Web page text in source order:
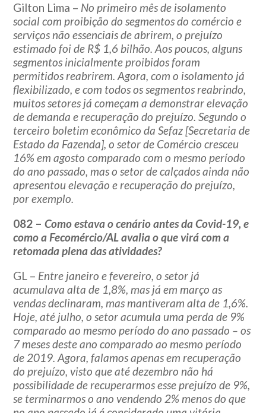
Gilton Lima – No primeiro mês de isolamento
social com proibição do segmentos do comércio e
serviços não essenciais de abrirem, o prejuízo
estimado foi de R$ 1,6 bilhão. Aos poucos, alguns
segmentos inicialmente proibidos foram
permitidos reabrirem. Agora, com o isolamento já
flexibilizado, e com todos os segmentos reabrindo,
muitos setores já começam a demonstrar elevação
de demanda e recuperação do prejuízo. Segundo o
terceiro boletim econômico da Sefaz [Secretaria de
Estado da Fazenda], o setor de Comércio cresceu
16% em agosto comparado com o mesmo período
do ano passado, mas o setor de calçados ainda não
apresentou elevação e recuperação do prejuízo,
por exemplo.
082 – Como estava o cenário antes da Covid-19, e
como a Fecomércio/AL avalia o que virá com a
retomada plena das atividades?
GL – Entre janeiro e fevereiro, o setor já
acumulava alta de 1,8%, mas já em março as
vendas declinaram, mas mantiveram alta de 1,6%.
Hoje, até julho, o setor acumula uma perda de 9%
comparado ao mesmo período do ano passado – os
7 meses deste ano comparado ao mesmo período
de 2019. Agora, falamos apenas em recuperação
do prejuízo, visto que até dezembro não há
possibilidade de recuperarmos esse prejuízo de 9%,
se terminarmos o ano vendendo 2% menos do que